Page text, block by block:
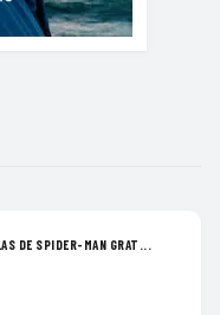
DE SPIDER-MAN GRAT...